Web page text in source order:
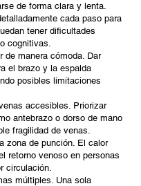
de forma clara y lenta.
cada paso para
tener dificultades
cognitivas.
de manera cómoda. Dar
el brazo y la espalda
posibles limitaciones
accesibles. Priorizar
antebrazo o dorso de mano
fragilidad de venas.
zona de punción. El calor
retorno venoso en personas
circulación.
múltiples. Una sola